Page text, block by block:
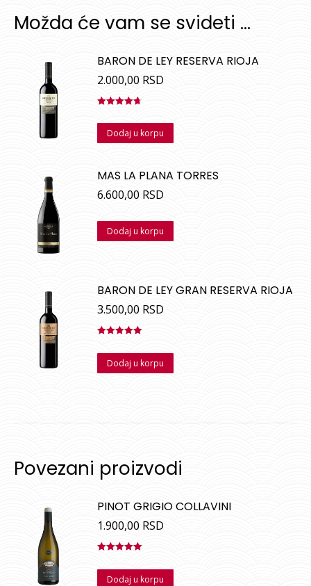
Možda će vam se svideti …
BARON DE LEY RESERVA RIOJA
2.000,00 RSD
sa4.67od
Dodaj u korpu
MAS LA PLANA TORRES
6.600,00 RSD
Dodaj u korpu
BARON DE LEY GRAN RESERVA RIOJA
3.500,00 RSD
sa5.00od
Dodaj u korpu
Povezani proizvodi
PINOT GRIGIO COLLAVINI
1.900,00 RSD
sa5.00od
Dodaj u korpu